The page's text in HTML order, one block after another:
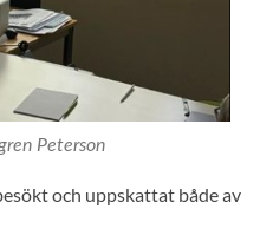
Peterson
och uppskattat både av